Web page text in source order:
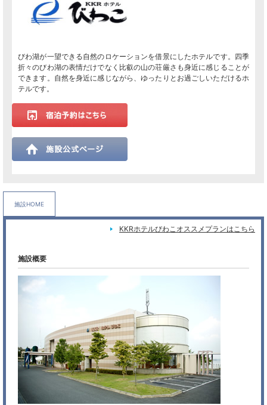
びわ湖が一望できる自然のロケーションを借景にしたホテルです。四季
折々のびわ湖の表情だけでなく比叡の山の荘厳さも身近に感じることが
できます。自然を身近に感じながら、ゆったりとお過ごしいただけるホ
テルです。
施設HOME
KKRホテルびわこオススメプランはこちら
施設概要